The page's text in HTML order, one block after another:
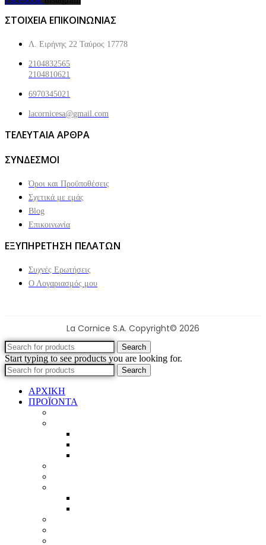
ΣΤΟΙΧΕΙΑ ΕΠΙΚΟΙΝΩΝΙΑΣ
Λ. Ειρήνης 22 Ταύρος 17778
2104832565
2104810621
6970345021
lacornicesa@gmail.com
ΤΕΛΕΥΤΑΙΑ ΑΡΘΡΑ
ΣΥΝΔΕΣΜΟΙ
Όροι και Προϋποθέσεις
Σχετικά με εμάς
Blog
Επικοινωνία
ΕΞΥΠΗΡΕΤΗΣΗ ΠΕΛΑΤΩΝ
Συχνές Ερωτήσεις
Ο Λογαριασμός μου
La Cornice S.A. Copyright© 2026
Search
Start typing to see products you are looking for.
Search
ΑΡΧΙΚΗ
ΠΡΟΪΟΝΤΑ